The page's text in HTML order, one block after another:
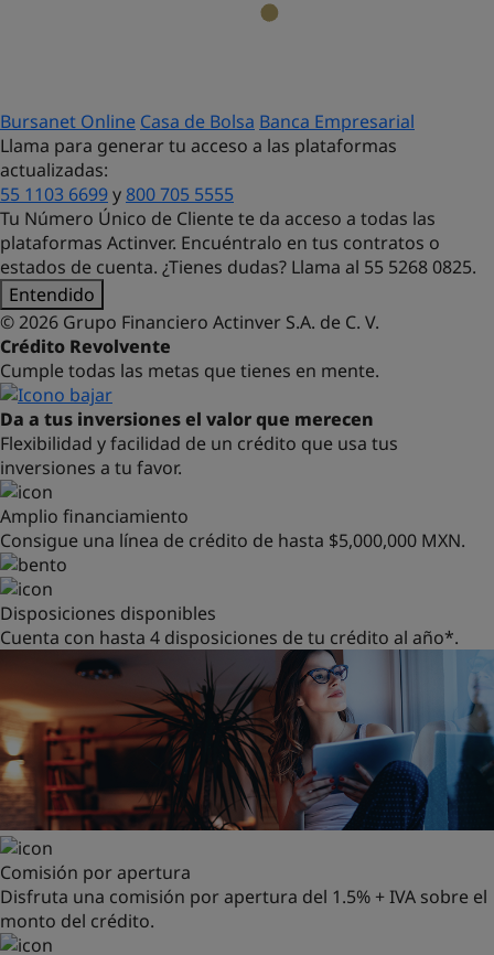
Bursanet Online Casa de Bolsa Banca Empresarial
Llama para generar tu acceso a las plataformas
actualizadas:
55 1103 6699y 800 705 5555
Tu Número Único de Cliente te da acceso a todas las
plataformas Actinver. Encuéntralo en tus contratos o
estados de cuenta. ¿Tienes dudas? Llama al 55 5268 0825.
Entendido
© 2026 Grupo Financiero Actinver S.A. de C. V.
Crédito Revolvente
Cumple todas las metas que tienes en mente.
Da a tus inversionesel valor que merecen
Flexibilidad y facilidad de un crédito que usa tus
inversiones a tu favor.
Amplio financiamiento
Consigue una línea de crédito de hasta $5,000,000 MXN.
Disposiciones disponibles
Cuenta con hasta 4 disposiciones de tu crédito al año*.
Comisión por apertura
Disfruta una comisión por apertura del 1.5% + IVA sobre el
monto del crédito.